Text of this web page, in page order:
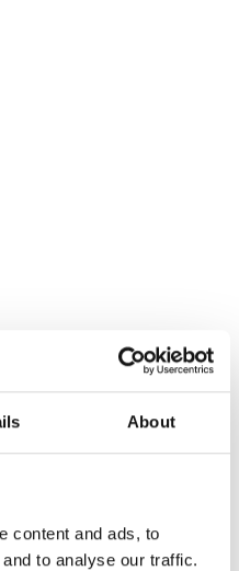
About
content and ads, to
to analyse our traffic.